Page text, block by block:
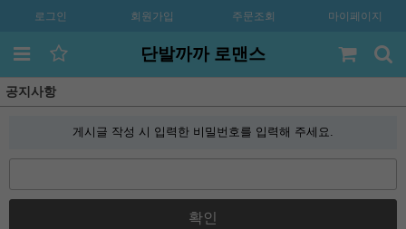
로그인 회원가입 주문조회 마이페이지
단발까까 로맨스
공지사항
게시글 작성 시 입력한 비밀번호를 입력해 주세요.
확인